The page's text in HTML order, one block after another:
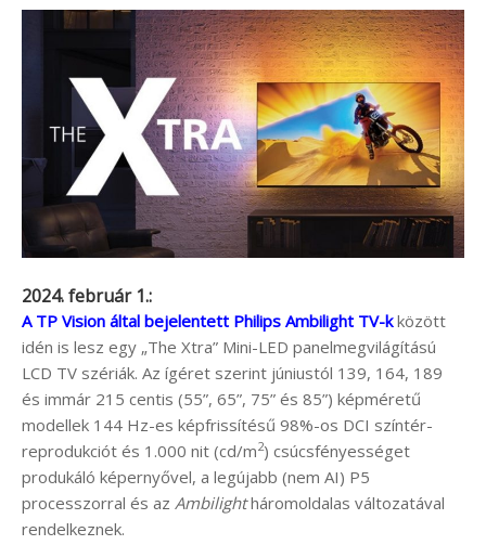
2024. február 1.:
A TP Vision által bejelentett Philips Ambilight TV-kközött
idén is lesz egy „The Xtra” Mini-LED panelmegvilágítású
LCD TV szériák. Az ígéret szerint júniustól 139, 164, 189
és immár 215 centis (55”, 65”, 75” és 85”) képméretű
modellek 144 Hz-es képfrissítésű 98%-os DCI színtér-
reprodukciót és 1.000 nit (cd/m2) csúcsfényességet
produkáló képernyővel, a legújabb (nem AI) P5
processzorral és az Ambilightháromoldalas változatával
rendelkeznek.